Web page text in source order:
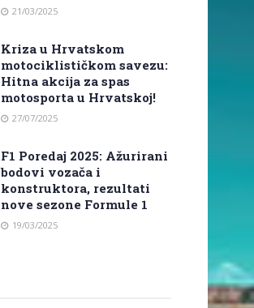
21/03/2025
Kriza u Hrvatskom
motociklističkom savezu:
Hitna akcija za spas
motosporta u Hrvatskoj!
27/07/2025
F1 Poredaj 2025: Ažurirani
bodovi vozača i
konstruktora, rezultati
nove sezone Formule 1
19/03/2025